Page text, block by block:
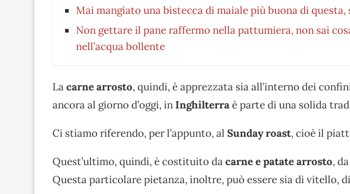
Mai mangiato una bistecca di maiale più buona di questa,
Non gettare il pane raffermo nella pattumiera, non sai
nell’acqua bollente
Lacarne arrosto, quindi, è apprezzata sia all’interno dei
ancora al giorno d’oggi, inInghilterraè parte di una solida
Ci stiamo riferendo, per l’appunto, al Sunday roast, cioè il
Quest’ultimo, quindi, è costituito dacarne e patate arrosto,
Questa particolare pietanza, inoltre, può essere sia di vitello,